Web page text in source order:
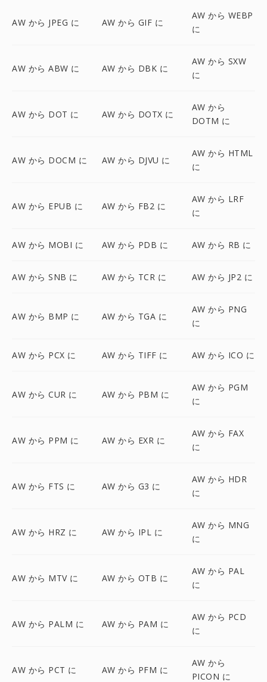
AW から JPEG に AW から GIF に
AW から WEBP
に
AW から ABW に AW から DBK に
AW から SXW
に
AW から DOT に AW から DOTX に
AW から
DOTM に
AW から DOCM に AW から DJVU に
AW から HTML
に
AW から EPUB に AW から FB2 に
AW から LRF
に
AW から MOBI に AW から PDB に AW から RB に
AW から SNB に AW から TCR に AW から JP2 に
AW から BMP に AW から TGA に
AW から PNG
に
AW から PCX に AW から TIFF に AW から ICO に
AW から CUR に AW から PBM に
AW から PGM
に
AW から PPM に AW から EXR に
AW から FAX
に
AW から FTS に AW から G3 に
AW から HDR
に
AW から HRZ に AW から IPL に
AW から MNG
に
AW から MTV に AW から OTB に
AW から PAL
に
AW から PALM に AW から PAM に
AW から PCD
に
AW から PCT に AW から PFM に
AW から
PICON に